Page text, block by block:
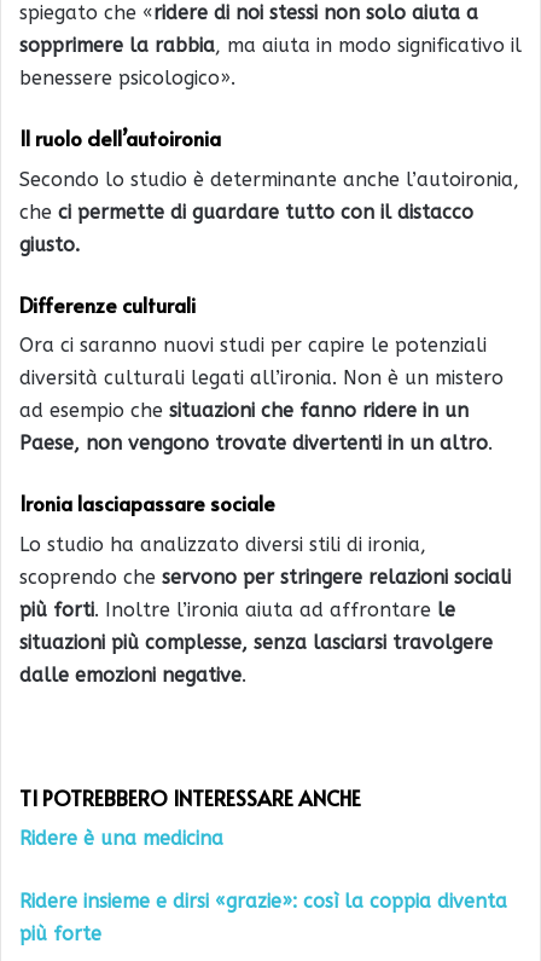
spiegato che «ridere di noi stessi non solo aiuta a
sopprimere la rabbia, ma aiuta in modo significativo il
benessere psicologico».
Il ruolo dell’autoironia
Secondo lo studio è determinante anche l’autoironia,
che ci permette di guardare tutto con il distacco
giusto.
Differenze culturali
Ora ci saranno nuovi studi per capire le potenziali
diversità culturali legati all’ironia. Non è un mistero
ad esempio che situazioni che fanno ridere in un
Paese, non vengono trovate divertenti in un altro.
Ironia lasciapassare sociale
Lo studio ha analizzato diversi stili di ironia,
scoprendo che servono per stringere relazioni sociali
più forti. Inoltre l’ironia aiuta ad affrontare le
situazioni più complesse, senza lasciarsi travolgere
dalle emozioni negative.
TI POTREBBERO INTERESSARE ANCHE
Ridere è una medicina
Ridere insieme e dirsi «grazie»: così la coppia diventa
più forte